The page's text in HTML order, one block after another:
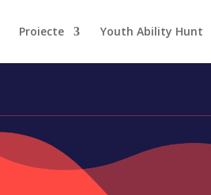
Proiecte Youth Ability Hunt